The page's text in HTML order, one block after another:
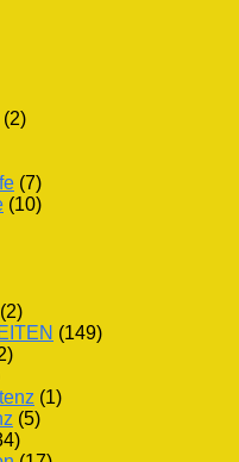
(2)
(7)
(10)
(2)
(149)
(1)
(5)